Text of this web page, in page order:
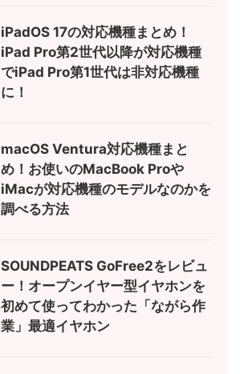
iPadOS 17の対応機種まとめ！
iPad Pro第2世代以降が対応機種
でiPad Pro第1世代は非対応機種
に！
macOS Ventura対応機種まと
め！お使いのMacBook Proや
iMacが対応機種のモデルなのかを
調べる方法
SOUNDPEATS GoFree2をレビュ
ー！オープンイヤー型イヤホンを
初めて使ってわかった「ながら作
業」最適イヤホン